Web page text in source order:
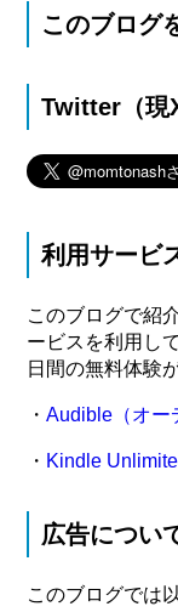
このブログ
Twitter（現
利用サービ
このブログで紹
ービスを利用し
日間の無料体験
・Audible（オー
・ Kindle
広告につい
このブログでは